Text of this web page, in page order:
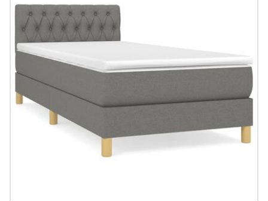
#sharemevidaxl